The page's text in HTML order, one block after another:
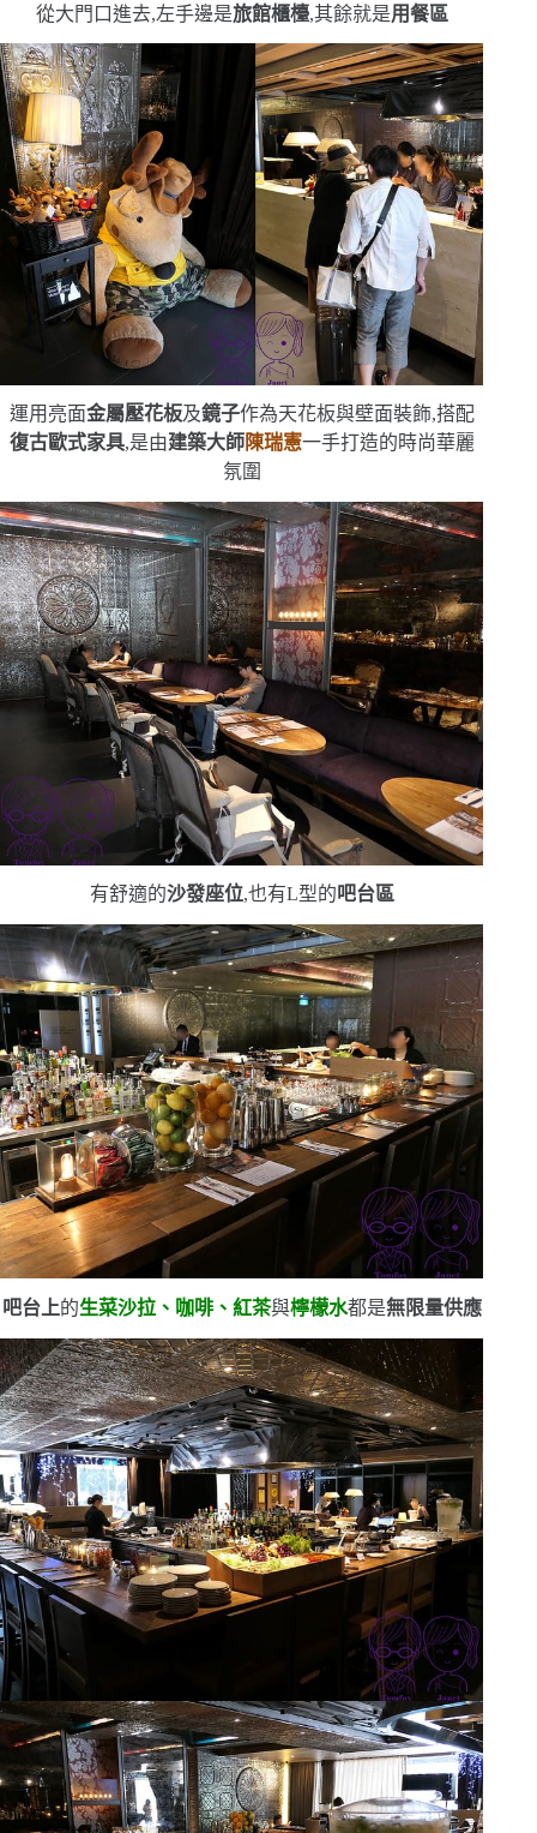
從大門口進去,左手邊是旅館櫃檯,其餘就是用餐區
運用亮面金屬壓花板及鏡子作為天花板與壁面裝飾,搭配
復古歐式家具,是由建築大師陳瑞憲一手打造的時尚華麗
氛圍
有舒適的沙發座位,也有L型的吧台區
吧台上的生菜沙拉、咖啡、紅茶與檸檬水都是無限量供應